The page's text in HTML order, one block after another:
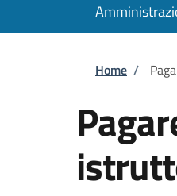
Home /